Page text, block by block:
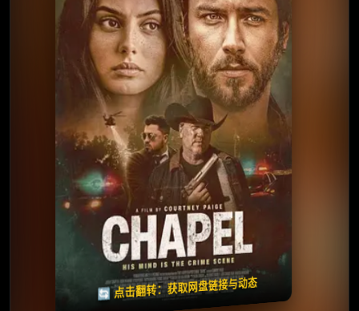
🔄 点击翻转：获取网盘链接与动态
夸克网盘
失效请反馈
🧧️
天天领红包